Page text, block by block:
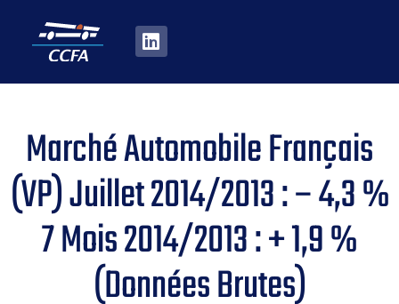
Marché Automobile Français
(VP) Juillet 2014/2013 : – 4,3 %
7 Mois 2014/2013 : + 1,9 %
(données Brutes)